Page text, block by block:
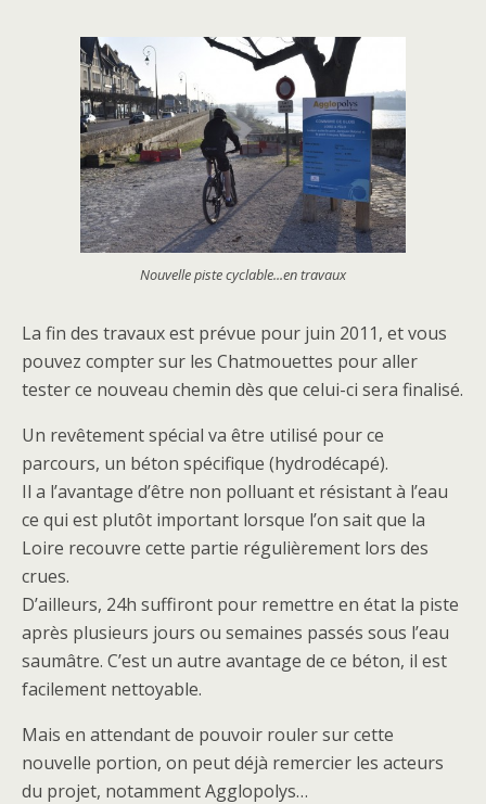
Nouvelle piste cyclable...en travaux
La fin des travaux est prévue pour juin 2011, et vous
pouvez compter sur les Chatmouettes pour aller
tester ce nouveau chemin dès que celui-ci sera finalisé.
Un revêtement spécial va être utilisé pour ce
parcours, un béton spécifique (hydrodécapé).
Il a l’avantage d’être non polluant et résistant à l’eau
ce qui est plutôt important lorsque l’on sait que la
Loire recouvre cette partie régulièrement lors des
crues.
D’ailleurs, 24h suffiront pour remettre en état la piste
après plusieurs jours ou semaines passés sous l’eau
saumâtre. C’est un autre avantage de ce béton, il est
facilement nettoyable.
Mais en attendant de pouvoir rouler sur cette
nouvelle portion, on peut déjà remercier les acteurs
du projet, notamment Agglopolys…